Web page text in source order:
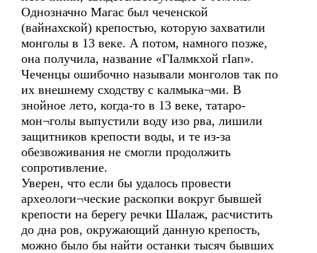
Однозначно Магас был чеченской
(вайнахской) крепостью, которую захватили
монголы в 13 веке. А потом, намного позже,
она получила, название «ГIалмкхой гIап».
Чеченцы ошибочно называли монголов так по
их внешнему сходству с калмыка¬ми. В
знойное лето, когда-то в 13 веке, татаро-
мон¬голы выпустили воду изо рва, лишили
защитников крепости воды, и те из-за
обезвоживания не смогли продолжить
сопротивление.
Уверен, что если бы удалось провести
археологи¬ческие раскопки вокруг бывшей
крепости на берегу речки Шалаж, расчистить
до дна ров, окружающий данную крепость,
можно было бы найти останки тысяч бывших